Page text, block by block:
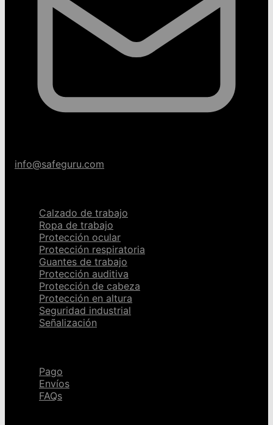
info@safeguru.com
Calzado de trabajo
Ropa de trabajo
Protección ocular
Protección respiratoria
Guantes de trabajo
Protección auditiva
Protección de cabeza
Protección en altura
Seguridad industrial
Señalización
Pago
Envíos
FAQs